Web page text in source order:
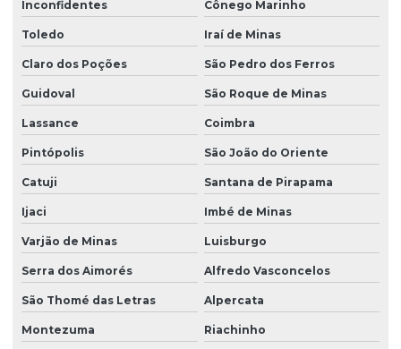
Inconfidentes Cônego Marinho
Toledo Iraí de Minas
Claro dos Poções São Pedro dos Ferros
Guidoval São Roque de Minas
Lassance Coimbra
Pintópolis São João do Oriente
Catuji Santana de Pirapama
Ijaci Imbé de Minas
Varjão de Minas Luisburgo
Serra dos Aimorés Alfredo Vasconcelos
São Thomé das Letras Alpercata
Montezuma Riachinho